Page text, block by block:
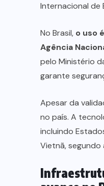
Internacional de
No Brasil, o uso
Agência
pelo Ministério
garante
Apesar da
no país. A
incluindo
Vietnã, segundo